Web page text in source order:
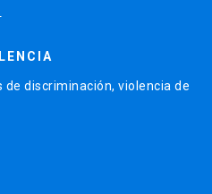
discriminación, violencia de